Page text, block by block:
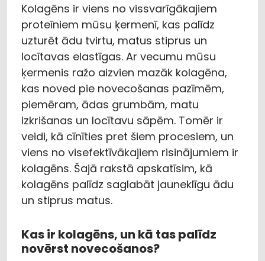
Kolagēns ir viens no vissvarīgākajiem
proteīniem mūsu ķermenī, kas palīdz
uzturēt ādu tvirtu, matus stiprus un
locītavas elastīgas. Ar vecumu mūsu
ķermenis ražo aizvien mazāk kolagēna,
kas noved pie novecošanas pazīmēm,
piemēram, ādas grumbām, matu
izkrišanas un locītavu sāpēm. Tomēr ir
veidi, kā cīnīties pret šiem procesiem, un
viens no visefektīvākajiem risinājumiem ir
kolagēns. Šajā rakstā apskatīsim, kā
kolagēns palīdz saglabāt jauneklīgu ādu
un stiprus matus.
Kas ir kolagēns, un kā tas palīdz
novērst novecošanos?